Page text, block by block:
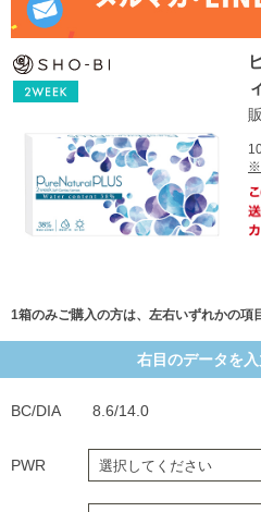
※
1箱のみご購入の方は、左右いずれかの項
右目のデータを
BC/DIA 8.6/14.0
PWR